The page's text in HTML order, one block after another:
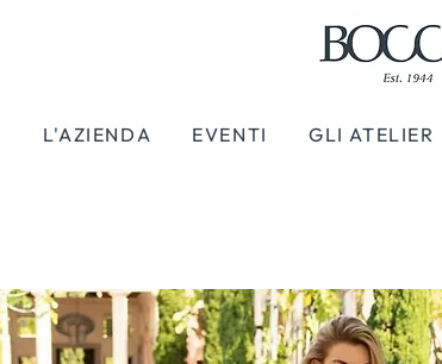
L'AZIENDA EVENTI GLI ATELIER